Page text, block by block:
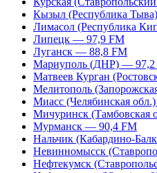
Кызыл (Республика
Лимасол (Республика
Липецк — 97,9 FM
Луганск — 88,8 FM
Мариуполь (ДНР) — 97,2
Матвеев Курган
Мелитополь
Миасс (Челябинская
Мичуринск (Тамбовская
Мурманск — 90,4 FM
Нальчик (Кабардино-
Невинномысск
Нефтекумск